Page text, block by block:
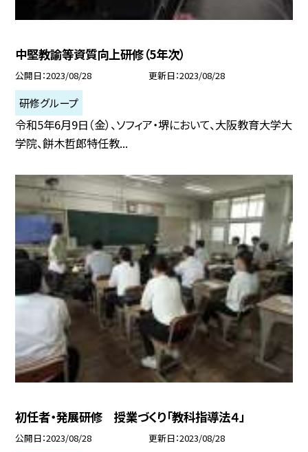
中堅教諭等資質向上研修（5年次）
公開日 2023/08/28 更新日 2023/08/28
研修グループ
令和5年6月9日（金）、ソフィア・堺において、大阪教育大学大
学院、餅木哲郎特任教...
初任者・発展研修 授業づくり「教科指導法４」
公開日 2023/08/28 更新日 2023/08/28